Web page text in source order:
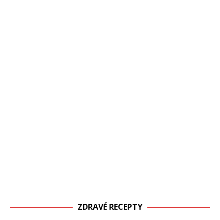
ZDRAVÉ RECEPTY